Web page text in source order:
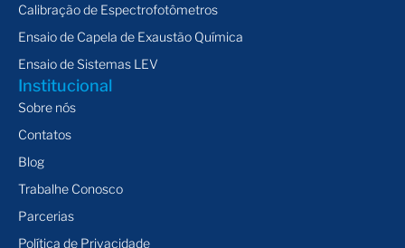
Calibração de Espectrofotômetros
Ensaio de Capela de Exaustão Química
Ensaio de Sistemas LEV
Institucional
Sobre nós
Contatos
Blog
Trabalhe Conosco
Parcerias
Política de Privacidade